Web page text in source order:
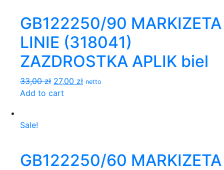
GB122250/90 MARKIZETA
LINIE (318041)
ZAZDROSTKA APLIK biel
33,00 zł 27,00 zł netto
Add to cart
Sale!
GB122250/60 MARKIZETA